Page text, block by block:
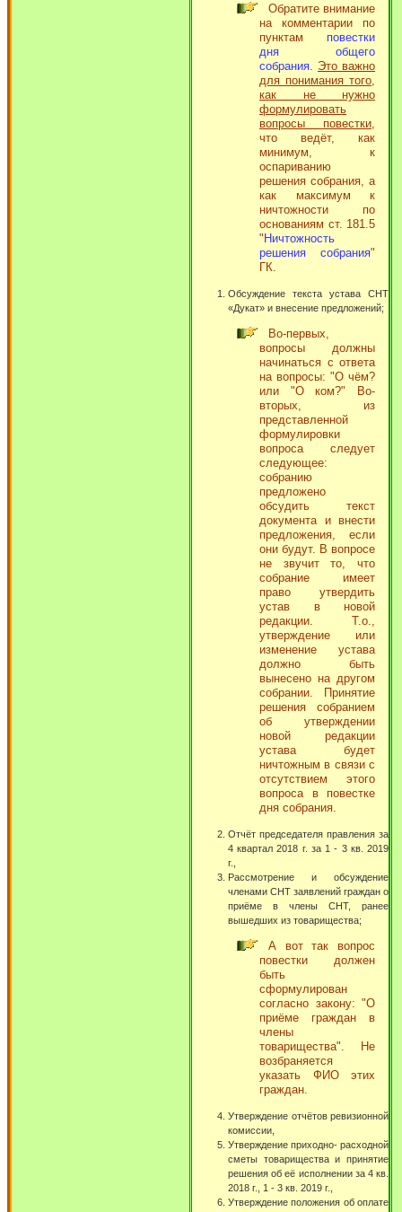
Обратите внимание
на комментарии по
пунктам повестки
дня общего
собрания
Это важно
для понимания того,
как не нужно
формулировать
вопросы повестки
что ведёт, как
минимум, к
оспариванию
решения собрания, а
как максимум к
ничтожности по
основаниям ст. 181.5
" Ничтожность
решения собрания"
ГК.
Обсуждение текста устава СНТ
«Дукат» и внесение предложений;
Во-первых,
вопросы должны
начинаться с ответа
на вопросы: "О чём?
или "О ком?" Во-
вторых, из
представленной
формулировки
вопроса следует
следующее:
собранию
предложено
обсудить текст
документа и внести
предложения, если
они будут. В вопросе
не звучит то, что
собрание имеет
право утвердить
устав в новой
редакции. Т.о.,
утверждение или
изменение устава
должно быть
вынесено на другом
собрании. Принятие
решения собранием
об утверждении
новой редакции
устава будет
ничтожным в связи с
отсутствием этого
вопроса в повестке
дня собрания.
Отчёт председателя правления за
4 квартал 2018 г. за 1 - 3 кв. 2019
г.,
Рассмотрение и обсуждение
членами СНТ заявлений граждан о
приёме в члены СНТ, ранее
вышедших из товарищества;
А вот так вопрос
повестки должен
быть
сформулирован
согласно закону: "О
приёме граждан в
члены
товарищества". Не
возбраняется
указать ФИО этих
граждан.
Утверждение отчётов ревизионной
комиссии,
Утверждение приходно- расходной
сметы товарищества и принятие
решения об её исполнении за 4 кв.
2018 г., 1 - 3 кв. 2019 г.,
Утверждение положения об оплате